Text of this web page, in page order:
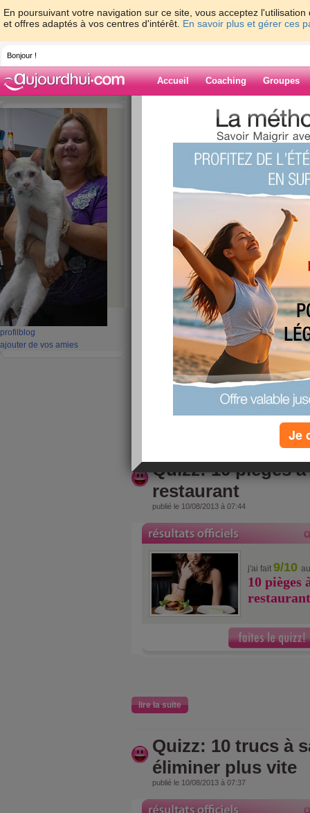
En poursuivant votre navigation sur ce site, vous acceptez
et offres adaptés à vos centres d'intérêt. En savoir plus et gérer ces
Bonjour !
Accueil Coaching Groupes
profil blog
ajouter de vos amies
>
Blog de
21 - 25 »
‹ Préc. 1 2 3 4 5
dimanche 11 aout
publié le 11/08/2013 à 15:50
Bonne fin de journée.
Ce matin j'ai jardinné environ une heure.
Puis ménage une heure.
J'ai fais une tarte tatin à la papaye cet après
Quizz: 10 pièges
restaurant
publié le 10/08/2013 à 07:44
j'ai fait 9/10
10 pièges
restaurant
lire la suite
Quizz: 10 trucs à
éliminer plus vite
publié le 10/08/2013 à 07:37
Je